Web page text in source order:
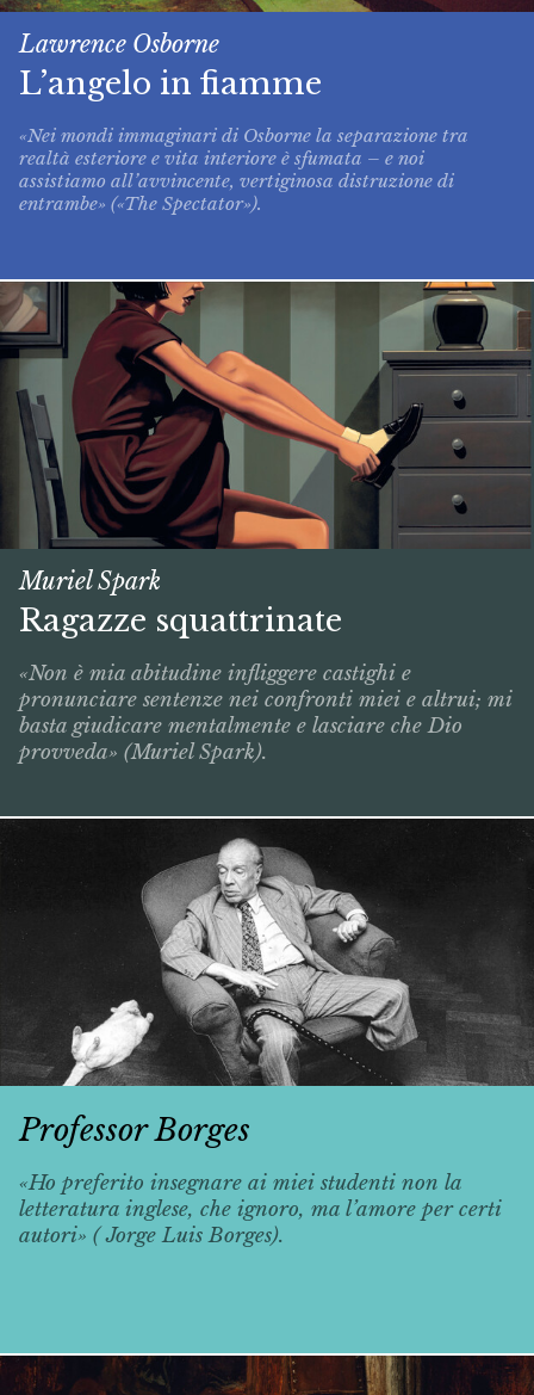
Lawrence Osborne
L’angelo in fiamme
«Nei mondi immaginari di Osborne la separazione tra
realtà esteriore e vita interiore è sfumata – e noi
assistiamo all’avvincente, vertiginosa distruzione di
entrambe» («The Spectator»).
Muriel Spark
Ragazze squattrinate
«Non è mia abitudine infliggere castighi e
pronunciare sentenze nei confronti miei e altrui; mi
basta giudicare mentalmente e lasciare che Dio
provveda» (Muriel Spark).
Professor Borges
«Ho preferito insegnare ai miei studenti non la
letteratura inglese, che ignoro, ma l’amore per certi
autori» ( Jorge Luis Borges).